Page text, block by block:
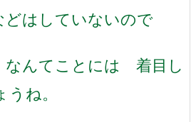
どはしていないので
なんてことには 着目し
ね。